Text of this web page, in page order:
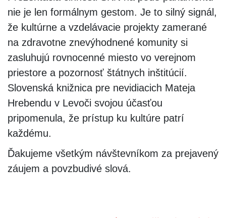
nie je len formálnym gestom. Je to silný signál,
že kultúrne a vzdelávacie projekty zamerané
na zdravotne znevýhodnené komunity si
zasluhujú rovnocenné miesto vo verejnom
priestore a pozornosť štátnych inštitúcií.
Slovenská knižnica pre nevidiacich Mateja
Hrebendu v Levoči svojou účasťou
pripomenula, že prístup ku kultúre patrí
každému.
Ďakujeme všetkým návštevníkom za prejavený
záujem a povzbudivé slová.